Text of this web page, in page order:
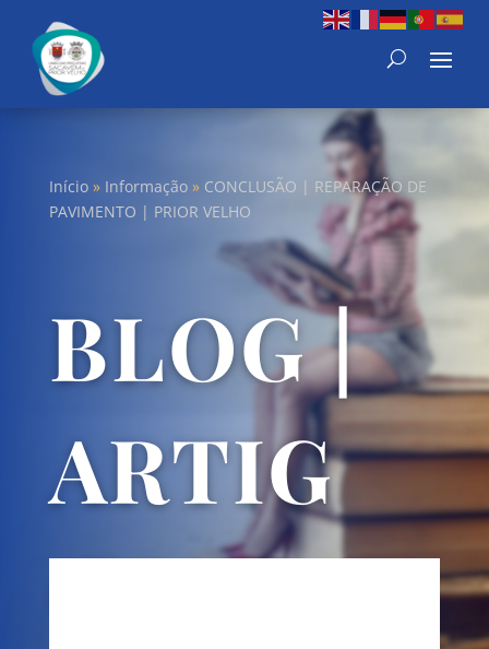
Início» Informação» CONCLUSÃO | REPARAÇÃO DE
PAVIMENTO | PRIOR VELHO
BLOG |
ARTIG
OS